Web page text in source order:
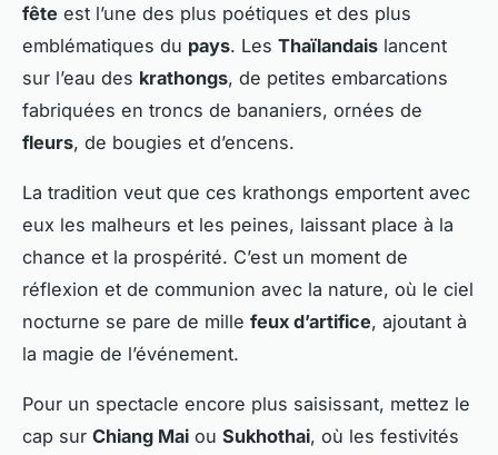
fête est l’une des plus poétiques et des plus
emblématiques du pays. Les Thaïlandais lancent
sur l’eau des krathongs, de petites embarcations
fabriquées en troncs de bananiers, ornées de
fleurs, de bougies et d’encens.
La tradition veut que ces krathongs emportent avec
eux les malheurs et les peines, laissant place à la
chance et la prospérité. C’est un moment de
réflexion et de communion avec la nature, où le ciel
nocturne se pare de mille feux d’artifice, ajoutant à
la magie de l’événement.
Pour un spectacle encore plus saisissant, mettez le
cap sur Chiang Mai ou Sukhothai, où les festivités